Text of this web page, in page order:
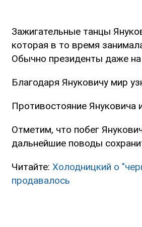
Зажигательные танцы
которая в то время
Обычно президенты даже
Благодаря Януковичу мир
Противостояние Януковича
Отметим, что побег
дальнейшие поводы
Читайте: Холодницкий о
продавалось